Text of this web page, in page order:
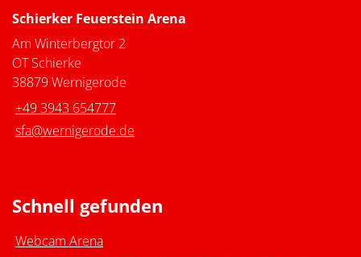
Schierker Feuerstein Arena
Am Winterbergtor 2
OT Schierke
38879 Wernigerode
+49 3943 654777
sfa@wernigerode.de
Schnell gefunden
Webcam Arena